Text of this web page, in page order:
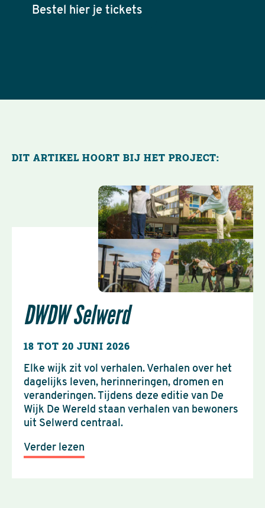
Bestel hier je tickets
DIT ARTIKEL HOORT BIJ HET PROJECT:
DWDW Selwerd
18 TOT 20 JUNI 2026
Elke wijk zit vol verhalen. Verhalen over het
dagelijks leven, herinneringen, dromen en
veranderingen. Tijdens deze editie van De
Wijk De Wereld staan verhalen van bewoners
uit Selwerd centraal.
Verder lezen